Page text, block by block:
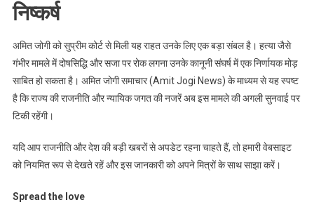
निष्कर्ष
अमित जोगी को सुप्रीम कोर्ट से मिली यह राहत उनके लिए एक बड़ा संबल है। हत्या जैसे
गंभीर मामले में दोषसिद्धि और सजा पर रोक लगना उनके कानूनी संघर्ष में एक निर्णायक मोड़
साबित हो सकता है। अमित जोगी समाचार (Amit Jogi News) के माध्यम से यह स्पष्ट
है कि राज्य की राजनीति और न्यायिक जगत की नजरें अब इस मामले की अगली सुनवाई पर
टिकी रहेंगी।
यदि आप राजनीति और देश की बड़ी खबरों से अपडेट रहना चाहते हैं, तो हमारी वेबसाइट
को नियमित रूप से देखते रहें और इस जानकारी को अपने मित्रों के साथ साझा करें।
Spread the love